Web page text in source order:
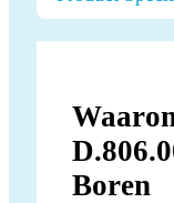
Boren